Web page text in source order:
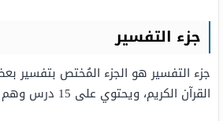
جزء التفسير
جزء التفسير هو الجزء المُختص بتفسير
القرآن الكريم، ويحتوي على 15 درس وهم كالتالي: